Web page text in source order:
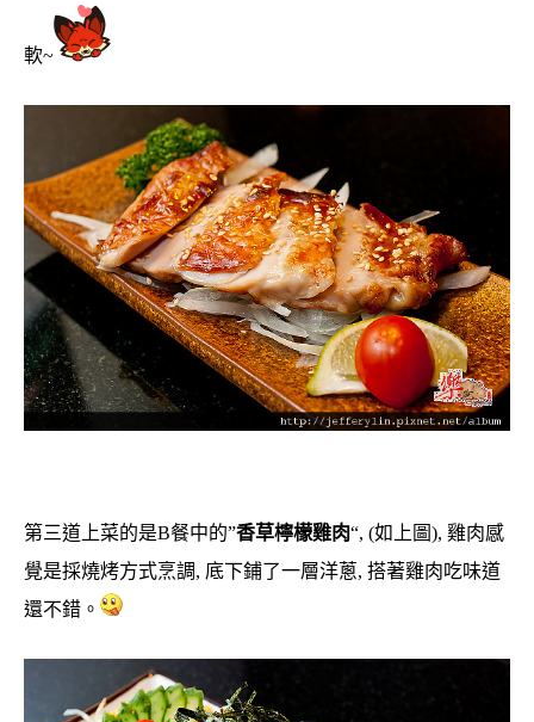
軟~
第三道上菜的是B餐中的”香草檸檬雞肉“, (如上圖), 雞肉感
覺是採燒烤方式烹調, 底下鋪了一層洋蔥, 搭著雞肉吃味道
還不錯。